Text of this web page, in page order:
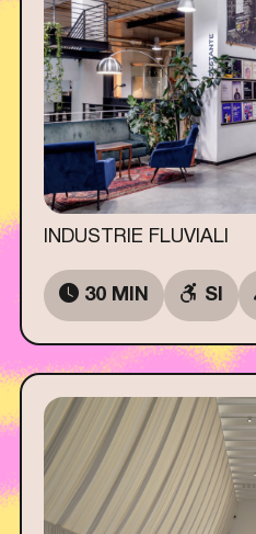
INDUSTRIE FLUVIALI
30 MIN SI